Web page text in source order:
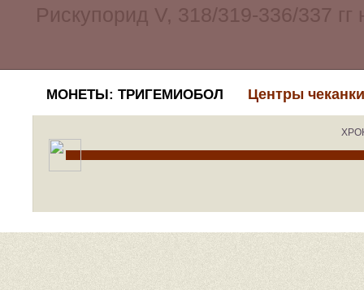
МОНЕТЫ: ТРИГЕМИОБОЛ Центры